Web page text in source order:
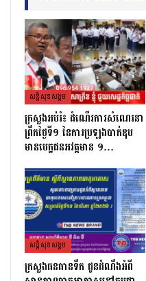
សន្តិសុខសង្គម
ក្រសួងអប់រំ៖ ដំណើរការសំណេរនា
ព្រឹកថ្ងៃទី១ នៃការប្រឡងបាក់ឌុប
មានបេក្ខជនអវត្តមាន ១…
សន្តិសុខសង្គម
ក្រសួងធនធានទឹក ជូនដំណឹងអំពី